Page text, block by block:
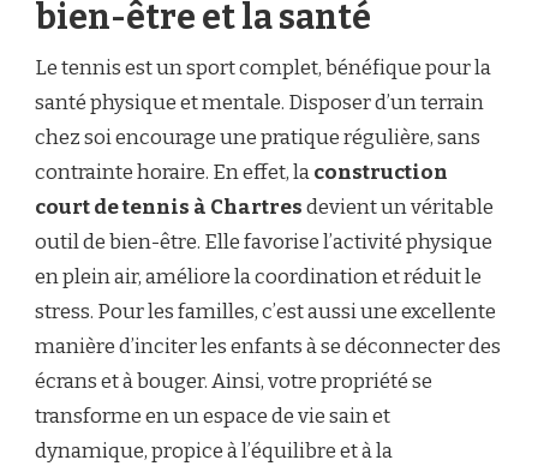
bien-être et la santé
Le tennis est un sport complet, bénéfique pour la
santé physique et mentale. Disposer d’un terrain
chez soi encourage une pratique régulière, sans
contrainte horaire. En effet, laconstruction
court de tennis à Chartresdevient un véritable
outil de bien-être. Elle favorise l’activité physique
en plein air, améliore la coordination et réduit le
stress. Pour les familles, c’est aussi une excellente
manière d’inciter les enfants à se déconnecter des
écrans et à bouger. Ainsi, votre propriété se
transforme en un espace de vie sain et
dynamique, propice à l’équilibre et à la